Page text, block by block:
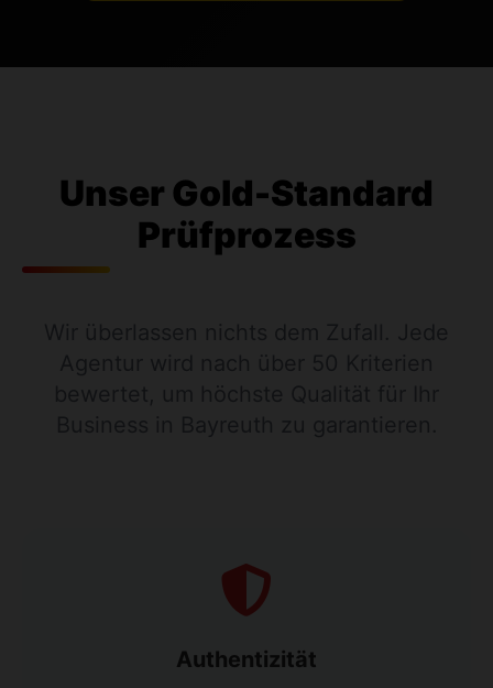
Unser Gold-Standard
Prüfprozess
Authentizität